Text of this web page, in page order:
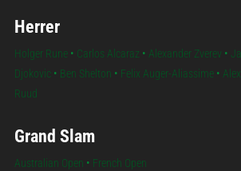
Herrer
Holger Rune• Carlos Alcaraz • Alexander Zverev •
Djokovic• Ben Shelton • Felix Auger-Aliassime•
Ruud
Grand Slam
Australian Open • French Open